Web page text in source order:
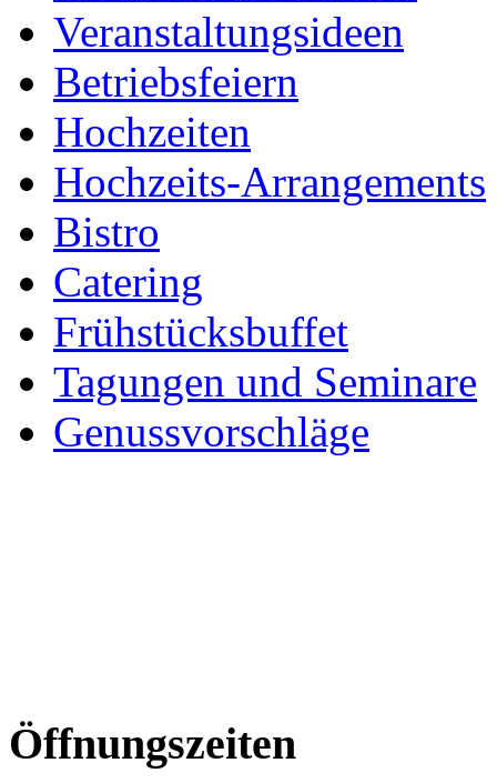
Veranstaltungsideen
Betriebsfeiern
Hochzeiten
Hochzeits-Arrangements
Bistro
Catering
Frühstücksbuffet
Tagungen und Seminare
Genussvorschläge
Öffnungszeiten